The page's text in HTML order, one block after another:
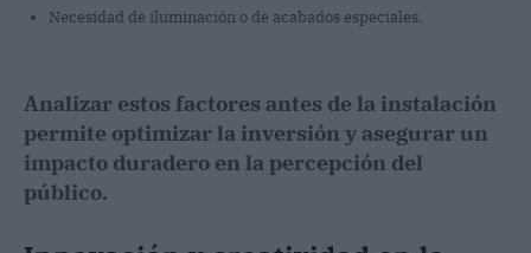
Necesidad de iluminación o de acabados especiales.
Analizar estos factores antes de la instalación
permite optimizar la inversión y asegurar un
impacto duradero en la percepción del
público.